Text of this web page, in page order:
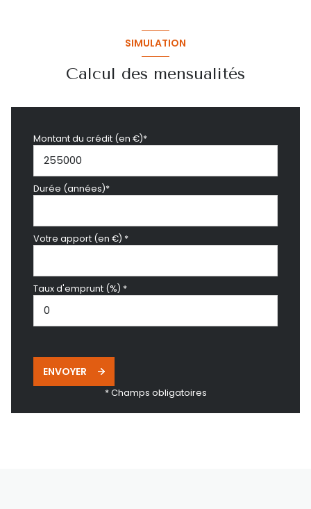
SIMULATION
Calcul des mensualités
Montant du crédit (en €)*
Durée (années)*
Votre apport (en €) *
Taux d'emprunt (%) *
ENVOYER
* Champs obligatoires